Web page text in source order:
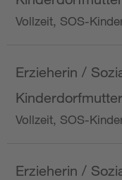
Vollzeit, SOS-
Erzieherin /
Vollzeit, SOS-
Erzieherin /